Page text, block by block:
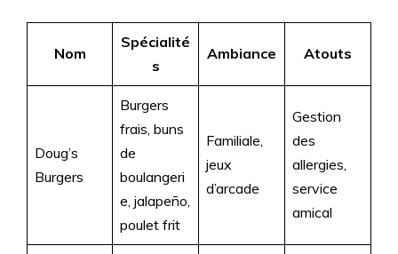
Nom
Spécialité
s
Ambiance Atouts
Doug’s
Burgers
Burgers
frais, buns
de
boulangeri
e, jalapeño,
poulet frit
Familiale,
jeux
d’arcade
Gestion
des
allergies,
service
amical